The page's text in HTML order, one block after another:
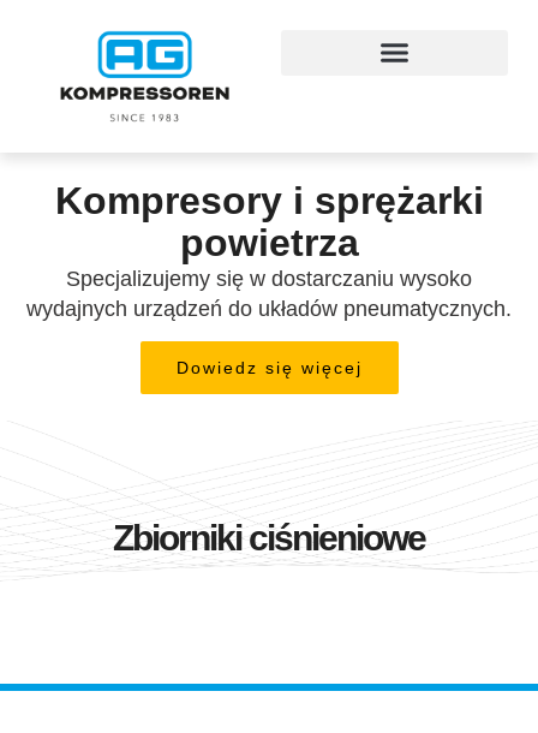
Kompresory i sprężarki
powietrza
Specjalizujemy się w dostarczaniu wysoko
wydajnych urządzeń do układów pneumatycznych.
Dowiedz się więcej
Zbiorniki ciśnieniowe